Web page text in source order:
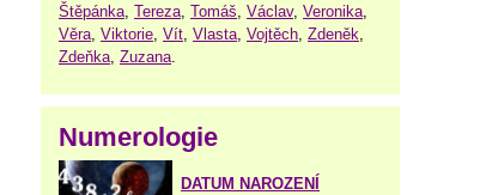
Štěpánka Tereza Tomáš Václav, Veronika
Věra Viktorie Vít Vlasta Vojtěch Zdeněk
Zdeňka Zuzana
Numerologie
DATUM NAROZENÍ